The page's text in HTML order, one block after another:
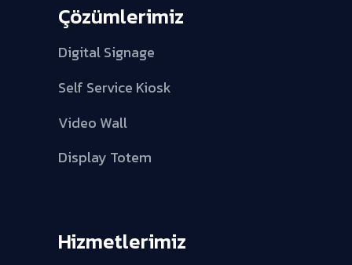
Çözümlerimiz
Digital Signage
Self Service Kiosk
Video Wall
Display Totem
Hizmetlerimiz